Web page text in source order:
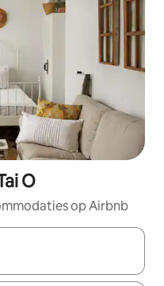
O
op Airbnb
zijn, maak je een keuze